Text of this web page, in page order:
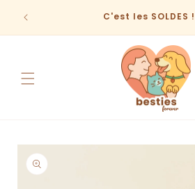
passer
contenu
C'est les SOLDES
Passer aux
informations
produits